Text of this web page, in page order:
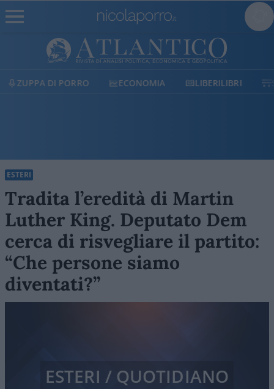
ECONOMIA LIBERILIBRI SHOP SOSTIENICI
ESTERI
Tradita l’eredità di Martin
Luther King. Deputato Dem
cerca di risvegliare il partito:
“Che persone siamo
diventati?”
ESTERI / QUOTIDIANO